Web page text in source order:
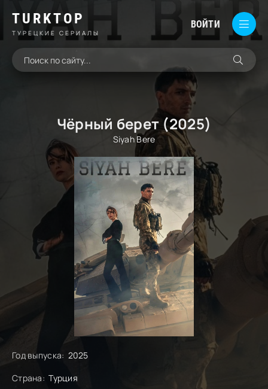
TURKTOP
ТУРЕЦКИЕ СЕРИАЛЫ
ВОЙТИ
Чёрный берет (2025)
Siyah Bere
Год выпуска: 2025
Страна: Турция